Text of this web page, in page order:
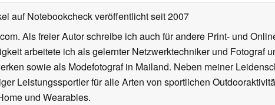
auf Notebookcheck veröffentlichtseit 2007
Als freier Autor schreibe ich auch für andere Print- und
arbeitete ich als gelernter Netzwerktechniker und Fotograf
sowie als Modefotograf in Mailand. Neben meiner
Leistungssportler für alle Arten von sportlichen
und Wearables.